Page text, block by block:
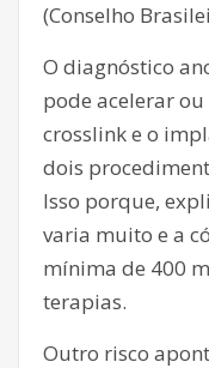
(Conselho
O diagnóstico
pode acelerar
crosslink e o
dois
Isso porque,
varia muito e a
mínima de 400
terapias.
Outro risco